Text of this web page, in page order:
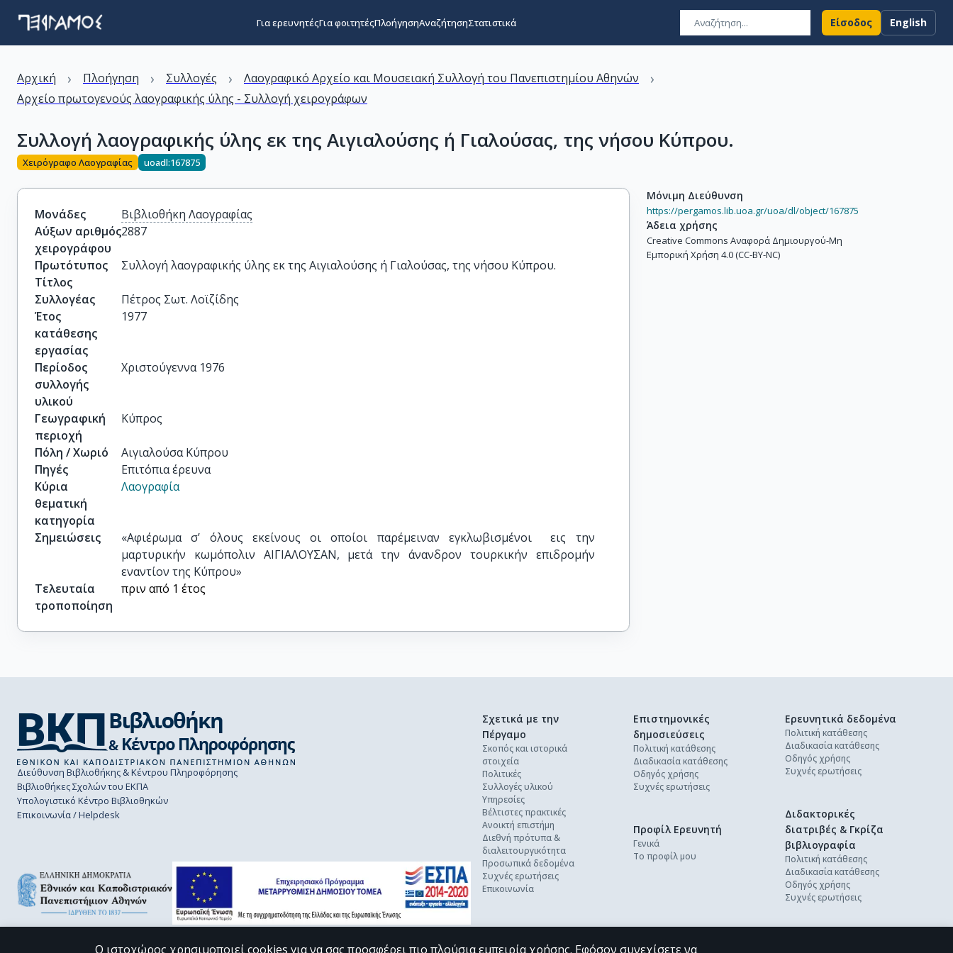
Για ερευνητέςΓια φοιτητέςΠλοήγησηΑναζήτησηΣτατιστικά Είσοδος English
Αρχική › Πλοήγηση › Συλλογές › Λαογραφικό Αρχείο και Μουσειακή Συλλογή του Πανεπιστημίου Αθηνών ›
Αρχείο πρωτογενούς λαογραφικής ύλης - Συλλογή χειρογράφων
Συλλογή λαογραφικής ύλης εκ της Αιγιαλούσης ή Γιαλούσας, της νήσου Κύπρου.
Χειρόγραφο Λαογραφίας uoadl:167875
Μονάδες
Βιβλιοθήκη Λαογραφίας
Αύξων αριθμός
χειρογράφου
2887
Πρωτότυπος
Τίτλος
Συλλογή λαογραφικής ύλης εκ της Αιγιαλούσης ή Γιαλούσας, της νήσου Κύπρου.
Συλλογέας
Πέτρος Σωτ. Λοϊζίδης
Έτος
κατάθεσης
εργασίας
1977
Περίοδος
συλλογής
υλικού
Χριστούγεννα 1976
Γεωγραφική
περιοχή
Κύπρος
Πόλη / Χωριό
Αιγιαλούσα Κύπρου
Πηγές
Επιτόπια έρευνα
Κύρια
θεματική
κατηγορία
Λαογραφία
Σημειώσεις
«Αφιέρωμα σ’ όλους εκείνους οι οποίοι παρέμειναν εγκλωβισμένοι  εις την
μαρτυρικήν κωμόπολιν ΑΙΓΙΑΛΟΥΣΑΝ, μετά την άνανδρον τουρκικήν επιδρομήν
εναντίον της Κύπρου»
Τελευταία
τροποποίηση
πριν από 1 έτος
Μόνιμη Διεύθυνση
https://pergamos.lib.uoa.gr/uoa/dl/object/167875
Άδεια χρήσης
Creative Commons Αναφορά Δημιουργού-Μη
Εμπορική Χρήση 4.0 (CC-BY-NC)
Διεύθυνση Βιβλιοθήκης & Κέντρου Πληροφόρησης
Βιβλιοθήκες Σχολών του ΕΚΠΑ
Υπολογιστικό Κέντρο Βιβλιοθηκών
Επικοινωνία / Helpdesk
Σχετικά με την
Πέργαμο
Σκοπός και ιστορικά
στοιχεία
Πολιτικές
Συλλογές υλικού
Υπηρεσίες
Βέλτιστες πρακτικές
Ανοικτή επιστήμη
Διεθνή πρότυπα &
διαλειτουργικότητα
Προσωπικά δεδομένα
Συχνές ερωτήσεις
Επικοινωνία
Επιστημονικές
δημοσιεύσεις
Πολιτική κατάθεσης
Διαδικασία κατάθεσης
Οδηγός χρήσης
Συχνές ερωτήσεις
Ερευνητικά δεδομένα
Πολιτική κατάθεσης
Διαδικασία κατάθεσης
Οδηγός χρήσης
Συχνές ερωτήσεις
Διδακτορικές
διατριβές & Γκρίζα
βιβλιογραφία
Πολιτική κατάθεσης
Διαδικασία κατάθεσης
Οδηγός χρήσης
Συχνές ερωτήσεις
Προφίλ Ερευνητή
Γενικά
Το προφίλ μου
Ο ιστοχώρος χρησιμοποιεί cookies για να σας προσφέρει πιο πλούσια εμπειρία χρήσης. Εφόσον συνεχίσετε να